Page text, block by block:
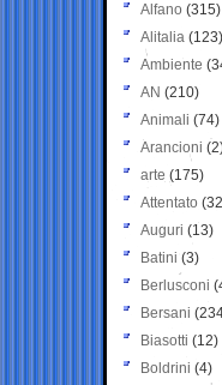
Alfano (315)
Alitalia (123)
Ambiente
AN (210)
Animali (74)
Arancioni
arte (175)
Attentato
Auguri (13)
Batini (3)
Berlusconi
Bersani
Biasotti (12)
Boldrini (4)